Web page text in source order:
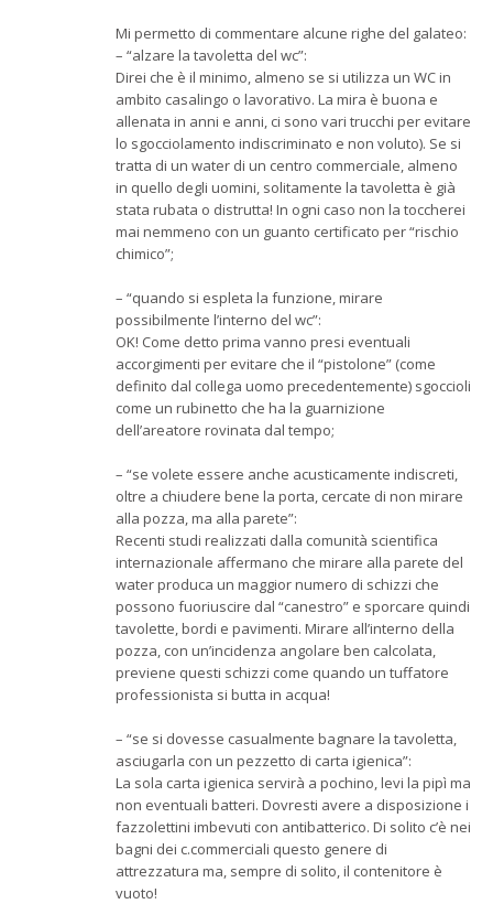
Mi permetto di commentare alcune righe del galateo:
– “alzare la tavoletta del wc”:
Direi che è il minimo, almeno se si utilizza un WC in
ambito casalingo o lavorativo. La mira è buona e
allenata in anni e anni, ci sono vari trucchi per evitare
lo sgocciolamento indiscriminato e non voluto). Se si
tratta di un water di un centro commerciale, almeno
in quello degli uomini, solitamente la tavoletta è già
stata rubata o distrutta! In ogni caso non la toccherei
mai nemmeno con un guanto certificato per “rischio
chimico”;
– “quando si espleta la funzione, mirare
possibilmente l’interno del wc”:
OK! Come detto prima vanno presi eventuali
accorgimenti per evitare che il “pistolone” (come
definito dal collega uomo precedentemente) sgoccioli
come un rubinetto che ha la guarnizione
dell’areatore rovinata dal tempo;
– “se volete essere anche acusticamente indiscreti,
oltre a chiudere bene la porta, cercate di non mirare
alla pozza, ma alla parete”:
Recenti studi realizzati dalla comunità scientifica
internazionale affermano che mirare alla parete del
water produca un maggior numero di schizzi che
possono fuoriuscire dal “canestro” e sporcare quindi
tavolette, bordi e pavimenti. Mirare all’interno della
pozza, con un’incidenza angolare ben calcolata,
previene questi schizzi come quando un tuffatore
professionista si butta in acqua!
– “se si dovesse casualmente bagnare la tavoletta,
asciugarla con un pezzetto di carta igienica”:
La sola carta igienica servirà a pochino, levi la pipì ma
non eventuali batteri. Dovresti avere a disposizione i
fazzolettini imbevuti con antibatterico. Di solito c’è nei
bagni dei c.commerciali questo genere di
attrezzatura ma, sempre di solito, il contenitore è
vuoto!